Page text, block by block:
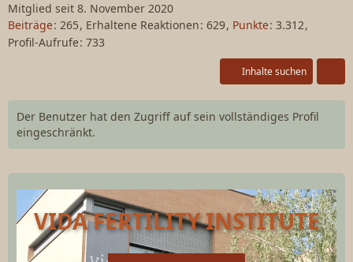
Mitglied seit 8. November 2020
Beiträge 265 Erhaltene Reaktionen 629 Punkte 3.312
Profil-Aufrufe 733
Inhalte suchen
Der Benutzer hat den Zugriff auf sein vollständiges Profil
eingeschränkt.
VIDA FERTILITY INSTITUTE